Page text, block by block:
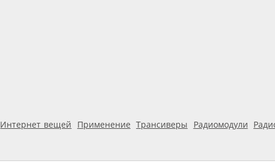
Интернет вещей Применение Трансиверы Радиомодули